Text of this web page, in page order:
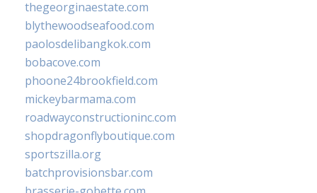
thegeorginaestate.com
blythewoodseafood.com
paolosdelibangkok.com
bobacove.com
phoone24brookfield.com
mickeybarmama.com
roadwayconstructioninc.com
shopdragonflyboutique.com
sportszilla.org
batchprovisionsbar.com